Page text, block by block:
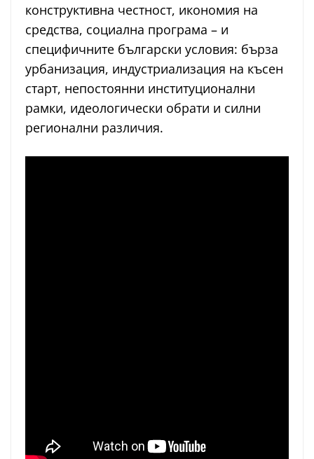
конструктивна честност, икономия на
средства, социална програма – и
специфичните български условия: бърза
урбанизация, индустриализация на късен
старт, непостоянни институционални
рамки, идеологически обрати и силни
регионални различия.